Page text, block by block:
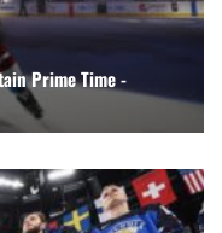
Prime Time -